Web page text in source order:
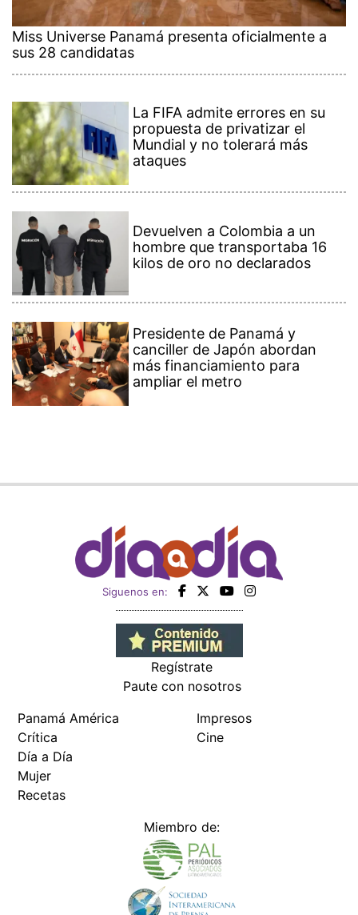
Miss Universe Panamá presenta oficialmente a
sus 28 candidatas
La FIFA admite errores en su
propuesta de privatizar el
Mundial y no tolerará más
ataques
Devuelven a Colombia a un
hombre que transportaba 16
kilos de oro no declarados
Presidente de Panamá y
canciller de Japón abordan
más financiamiento para
ampliar el metro
Siguenos en:
Regístrate
Paute con nosotros
Panamá América
Crítica
Día a Día
Mujer
Recetas
Impresos
Cine
Miembro de: